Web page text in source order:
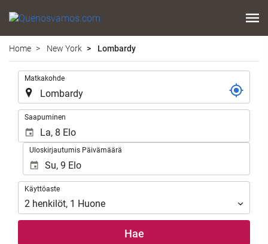
Home New York Lombardy
Matkakohde
Saapuminen
Uloskirjautumis Päivämäärä
Käyttöaste
Käyttöaste
2 henkilöt, 1 Huone
Hae